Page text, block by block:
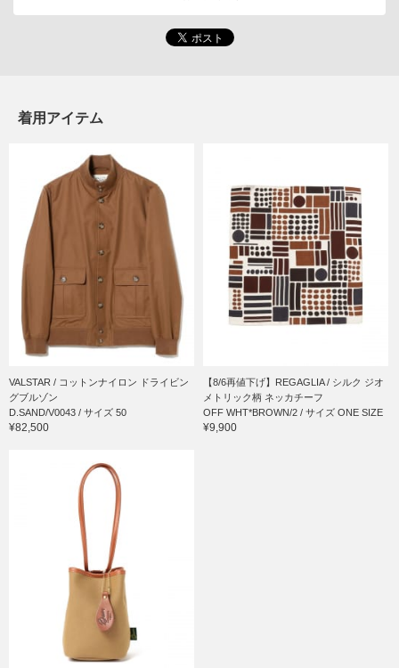
着用アイテム
VALSTAR / コットンナイロン ドライビン
グブルゾン
D.SAND/V0043 / サイズ 50
¥82,500
【8/6再値下げ】REGAGLIA / シルク ジオ
メトリック柄 ネッカチーフ
OFF WHT*BROWN/2 / サイズ ONE SIZE
¥9,900